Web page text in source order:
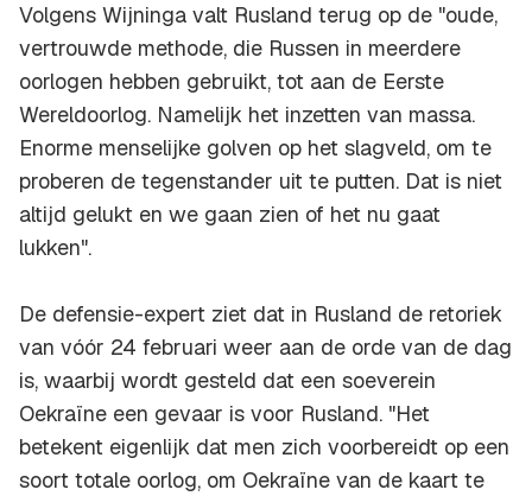
Volgens Wijninga valt Rusland terug op de "oude,
vertrouwde methode, die Russen in meerdere
oorlogen hebben gebruikt, tot aan de Eerste
Wereldoorlog. Namelijk het inzetten van massa.
Enorme menselijke golven op het slagveld, om te
proberen de tegenstander uit te putten. Dat is niet
altijd gelukt en we gaan zien of het nu gaat
lukken".
De defensie-expert ziet dat in Rusland de retoriek
van vóór 24 februari weer aan de orde van de dag
is, waarbij wordt gesteld dat een soeverein
Oekraïne een gevaar is voor Rusland. "Het
betekent eigenlijk dat men zich voorbereidt op een
soort totale oorlog, om Oekraïne van de kaart te